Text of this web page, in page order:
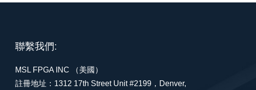
聯繫我們:
MSL FPGA INC （美國）
註冊地址：1312 17th Street Unit #2199，Denver,